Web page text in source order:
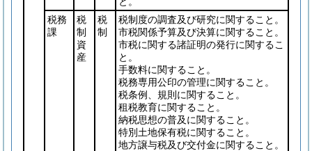
税務
課
税
制
資
産
税
制
税制度の調査及び研究に関すること。
市税関係予算及び決算に関すること。
市税に関する諸証明の発行に関するこ
と。
手数料に関すること。
税務専用公印の管理に関すること。
税条例、規則に関すること。
租税教育に関すること。
納税思想の普及に関すること。
特別土地保有税に関すること。
地方譲与税及び交付金に関すること。